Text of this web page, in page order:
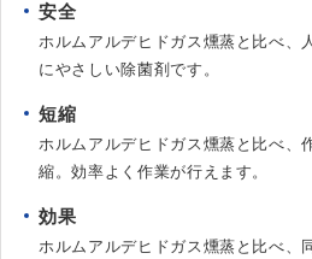
安全
ホルムアルデヒドガス燻蒸と比べ、
にやさしい除菌剤です。
短縮
ホルムアルデヒドガス燻蒸と比べ、
縮。効率よく作業が行えます。
効果
ホルムアルデヒドガス燻蒸と比べ、